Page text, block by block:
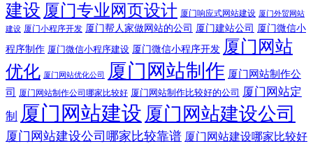
建设 厦门专业网页设计 厦门响应式网站建设 厦门外贸网站
建设 厦门小程序开发 厦门帮人家做网站的公司 厦门建站公司 厦门微信小
程序制作 厦门微信小程序建设 厦门微信小程序开发 厦门网站
优化 厦门网站优化公司 厦门网站制作 厦门网站制作公
司
厦门网站制作公司哪家比较好 厦门网站制作比较好的公司 厦门网站定
制 厦门网站建设 厦门网站建设公司
厦门网站建设公司哪家比较靠谱 厦门网站建设哪家比较好